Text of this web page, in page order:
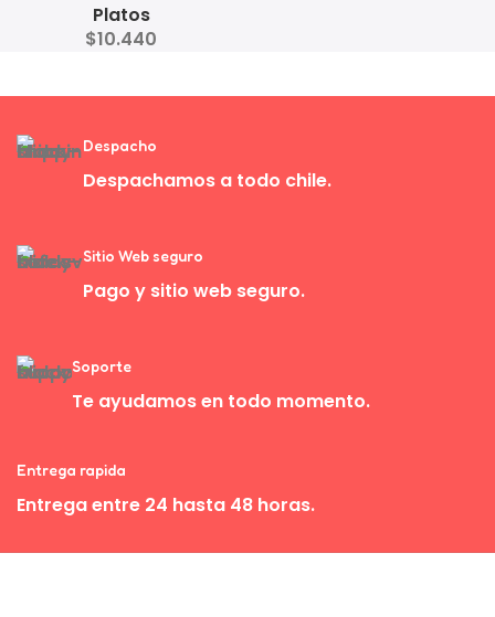
Mascotas con Bowl de Acero
Platos
$10.440
Despacho
Despachamos a todo chile.
Sitio Web seguro
Pago y sitio web seguro.
Soporte
Te ayudamos en todo momento.
Entrega rapida
Entrega entre 24 hasta 48 horas.